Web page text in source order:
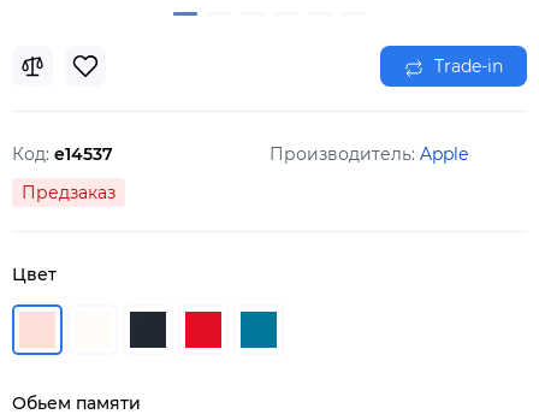
Trade-in
Код: e14537 Производитель: Apple
Предзаказ
Цвет
Обьем памяти